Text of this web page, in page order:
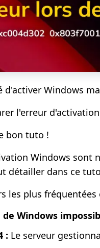
d'activer Windows
l'erreur
bon tuto !
Windows sont
détailler dans ce
les plus
Windows
: Le serveur